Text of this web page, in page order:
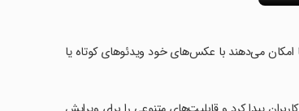
می‌دهند با عکس‌های خود ویدئوهای کوتاه یا